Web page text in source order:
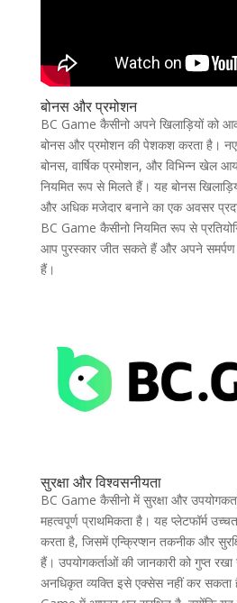
बोनस और प्रमोशन
BC Game कैसीनो अपने खिलाड़ियों को
बोनस और प्रमोशन की पेशकश करता है। नए
बोनस, वार्षिक प्रमोशन, और विभिन्न खेल
नियमित रूप से मिलते हैं। यह बोनस
और अधिक मजेदार बनाने का एक अवसर
BC Game कैसीनो नियमित रूप से
आप पुरस्कार जीत सकते हैं और अपने समर्पण
हैं।
सुरक्षा और विश्वसनीयता
BC Game कैसीनो में सुरक्षा और
महत्वपूर्ण प्राथमिकता है। यह प्लेटफॉर्म
करता है, जिसमें एन्क्रिप्शन तकनीक और
हैं। उपयोगकर्ताओं की जानकारी को गुप्त
अनधिकृत व्यक्ति इसे एक्सेस नहीं कर